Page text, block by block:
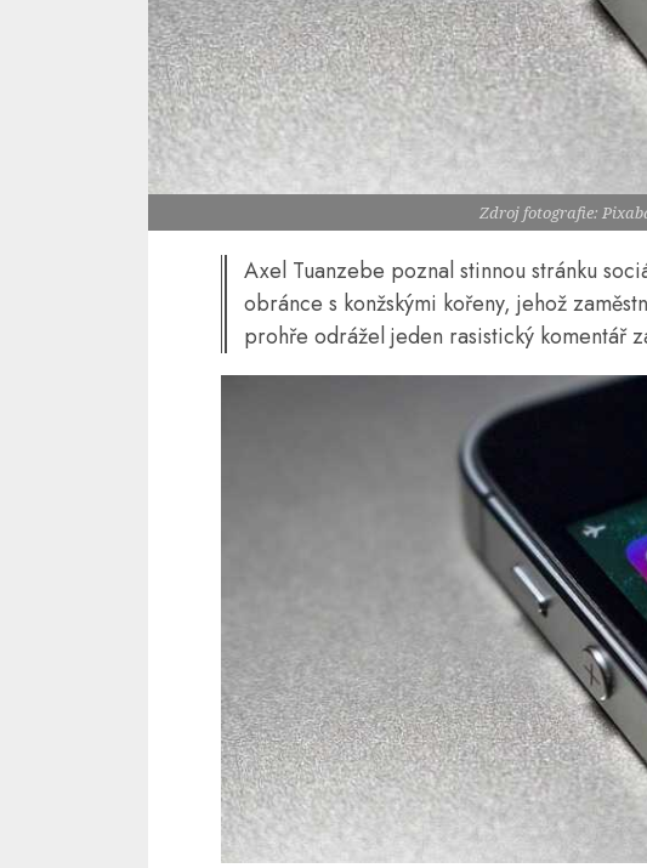
Zdroj fotografie:
Axel Tuanzebe poznal stinnou stránku
obránce s konžskými kořeny, jehož
prohře odrážel jeden rasistický komentář